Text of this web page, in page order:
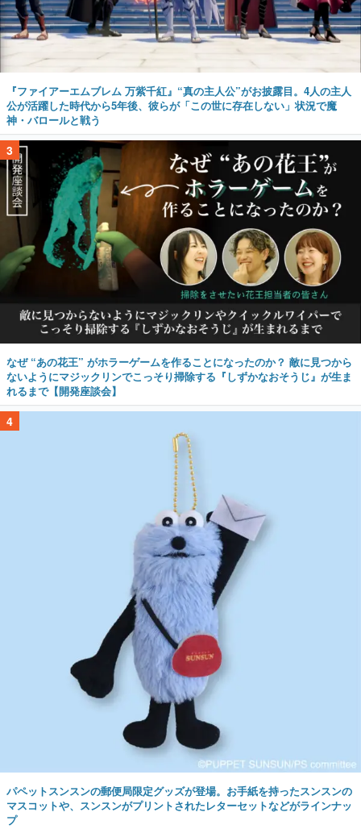
『ファイアーエムブレム 万紫千紅』“真の主人公”がお披露目。4人の主人
公が活躍した時代から5年後、彼らが「この世に存在しない」状況で魔
神・バロールと戦う
3
なぜ “あの花王” がホラーゲームを作ることになったのか？ 敵に見つから
ないようにマジックリンでこっそり掃除する『しずかなおそうじ』が生ま
れるまで【開発座談会】
4
パペットスンスンの郵便局限定グッズが登場。お手紙を持ったスンスンの
マスコットや、スンスンがプリントされたレターセットなどがラインナッ
プ